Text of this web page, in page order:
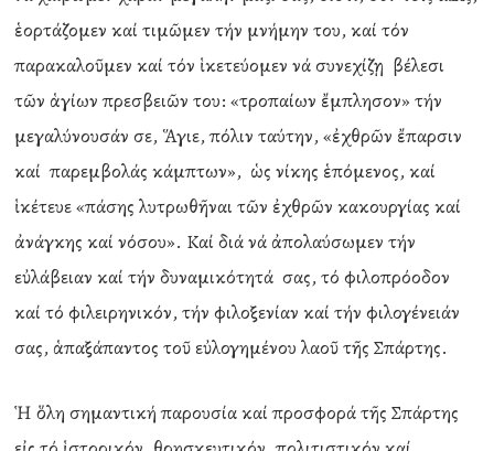
ἑορτάζομεν καί τιμῶμεν τήν μνήμην του, καί τόν
παρακαλοῦμεν καί τόν ἱκετεύομεν νά συνεχίζῃ βέλεσι
τῶν ἁγίων πρεσβειῶν του: «τροπαίων ἔμπλησον» τήν
μεγαλύνουσάν σε, Ἅγιε, πόλιν ταύτην, «ἐχθρῶν ἔπαρσιν
καί παρεμβολάς κάμπτων», ὡς νίκης ἑπόμενος, καί
ἱκέτευε «πάσης λυτρωθῆναι τῶν ἐχθρῶν κακουργίας καί
ἀνάγκης καί νόσου». Καί διά νά ἀπολαύσωμεν τήν
εὐλάβειαν καί τήν δυναμικότητά σας, τό φιλοπρόοδον
καί τό φιλειρηνικόν, τήν φιλοξενίαν καί τήν φιλογένειάν
σας, ἁπαξάπαντος τοῦ εὐλογημένου λαοῦ τῆς Σπάρτης.
Ἡ ὅλη σημαντική παρουσία καί προσφορά τῆς Σπάρτης